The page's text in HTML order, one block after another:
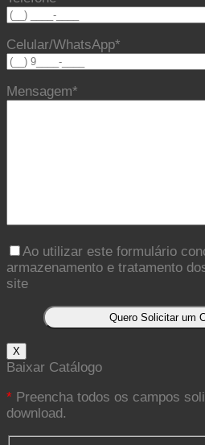
Celular/WhatsApp*
Mensagem*
Ao utilizar este formulário
armazenamento e tratamento
site
X
Baixar Catálogo
* Preencha todos os campos
download.